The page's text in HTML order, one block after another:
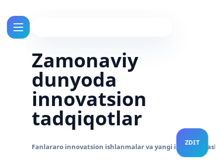
Zamonaviy
dunyoda
innovatsion
tadqiqotlar